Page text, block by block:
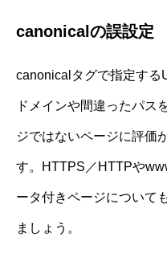
canonicalの誤設定
canonicalタグで指定する
ドメインや間違ったパス
ジではないページに評価
す。HTTPS／HTTPや
ータ付きページについて
ましょう。